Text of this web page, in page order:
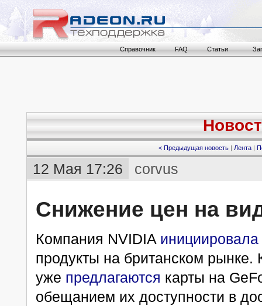
Справочник FAQ Статьи
< Предыдущая новость | Лента |
12 Мая 17:26 corvus
Снижение цен на
Компания NVIDIA инициировала
продукты на британском
уже предлагаются карты на
обещанием их доступности в